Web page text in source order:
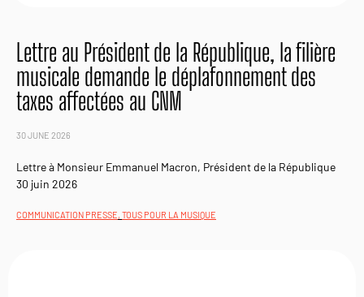
Lettre au Président de la République, la filière
musicale demande le déplafonnement des
taxes affectées au CNM
30 JUNE 2026
Lettre à Monsieur Emmanuel Macron, Président de la République
30 juin 2026
COMMUNICATION PRESSE TOUS POUR LA MUSIQUE